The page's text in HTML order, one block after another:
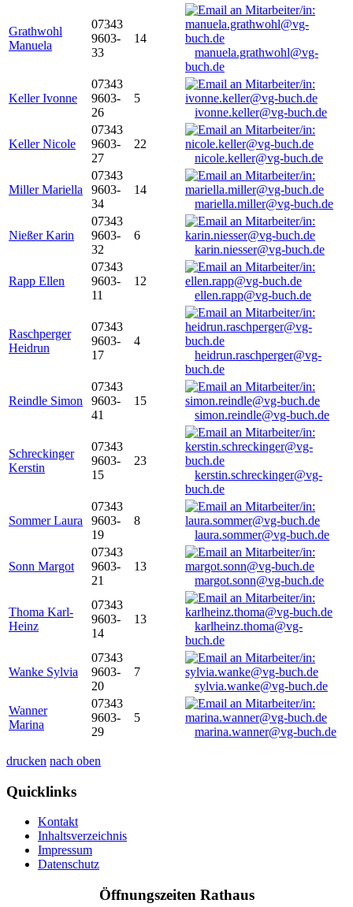
Grathwohl
Manuela
07343
9603-
33
14
manuela.grathwohl@vg-
buch.de
Keller Ivonne
07343
9603-
26
5
ivonne.keller@vg-buch.de
Keller Nicole
07343
9603-
27
22
nicole.keller@vg-buch.de
Miller Mariella
07343
9603-
34
14
mariella.miller@vg-buch.de
Nießer Karin
07343
9603-
32
6
karin.niesser@vg-buch.de
Rapp Ellen
07343
9603-
11
12
ellen.rapp@vg-buch.de
Raschperger
Heidrun
07343
9603-
17
4
heidrun.raschperger@vg-
buch.de
Reindle Simon
07343
9603-
41
15
simon.reindle@vg-buch.de
Schreckinger
Kerstin
07343
9603-
15
23
kerstin.schreckinger@vg-
buch.de
Sommer Laura
07343
9603-
19
8
laura.sommer@vg-buch.de
Sonn Margot
07343
9603-
21
13
margot.sonn@vg-buch.de
Thoma Karl-
Heinz
07343
9603-
14
13
karlheinz.thoma@vg-
buch.de
Wanke Sylvia
07343
9603-
20
7
sylvia.wanke@vg-buch.de
Wanner
Marina
07343
9603-
29
5
marina.wanner@vg-buch.de
drucken nach oben
Quicklinks
Kontakt
Inhaltsverzeichnis
Impressum
Datenschutz
Öffnungszeiten Rathaus